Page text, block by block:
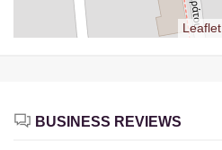
Leaflet
BUSINESS REVIEWS